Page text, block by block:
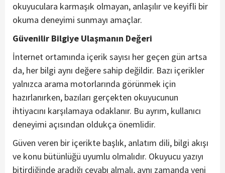
okuyuculara karmaşık olmayan, anlaşılır ve keyifli bir
okuma deneyimi sunmayı amaçlar.
Güvenilir Bilgiye Ulaşmanın Değeri
İnternet ortamında içerik sayısı her geçen gün artsa
da, her bilgi aynı değere sahip değildir. Bazı içerikler
yalnızca arama motorlarında görünmek için
hazırlanırken, bazıları gerçekten okuyucunun
ihtiyacını karşılamaya odaklanır. Bu ayrım, kullanıcı
deneyimi açısından oldukça önemlidir.
Güven veren bir içerikte başlık, anlatım dili, bilgi akışı
ve konu bütünlüğü uyumlu olmalıdır. Okuyucu yazıyı
bitirdiğinde aradığı cevabı almalı, aynı zamanda yeni